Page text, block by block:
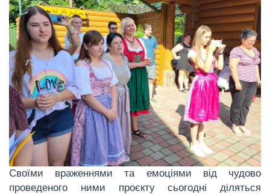
Своїми враженнями та емоціями від чудово
проведеного ними проєкту сьогодні діляться